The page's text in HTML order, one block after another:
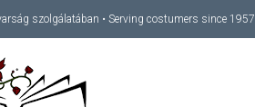
szolgálatában • Serving costumers since 1957